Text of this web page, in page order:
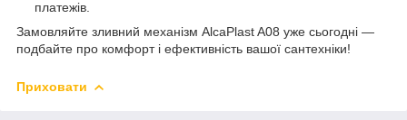
платежів.
Замовляйте зливний механізм AlcaPlast A08 уже сьогодні —
подбайте про комфорт і ефективність вашої сантехніки!
Приховати